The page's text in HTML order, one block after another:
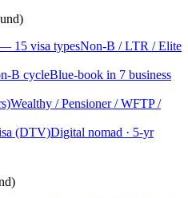
15 visa typesNon-B / LTR / Elite
B cycleBlue-book in 7 business
Wealthy / Pensioner / WFTP /
(DTV)Digital nomad · 5-yr